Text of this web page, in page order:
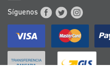
Síguenos